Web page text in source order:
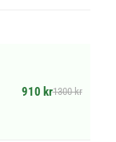
910 kr1300 kr